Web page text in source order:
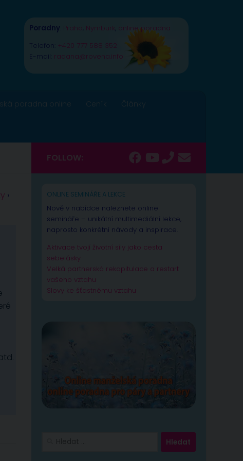
Poradny Praha Nymburk online poradna
Telefon: +420 777 588 352
E-mail: radana@rovena.info
poradna online Ceník Články
›
FOLLOW:
ONLINE SEMINÁŘE A LEKCE
Nově v nabídce naleznete online
semináře – unikátní multimediální lekce,
naprosto konkrétní návody a inspirace.
Aktivace tvojí životní síly jako cesta
sebelásky
Velká partnerská rekapitulace a restart
vašeho vztahu
Slovy ke šťastnému vztahu